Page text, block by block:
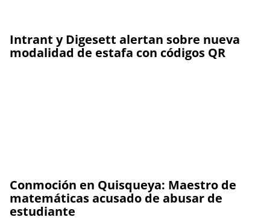
Intrant y Digesett alertan sobre nueva
modalidad de estafa con códigos QR
Conmoción en Quisqueya: Maestro de
matemáticas acusado de abusar de
estudiante